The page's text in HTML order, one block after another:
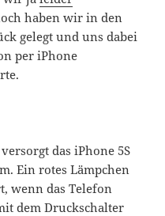
haben wir in den
gelegt und uns dabei
per iPhone
versorgt das iPhone 5S
Ein rotes Lämpchen
wenn das Telefon
dem Druckschalter